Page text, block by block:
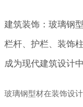
建筑装饰：玻璃钢
栏杆、护栏、装饰
成为现代建筑设计
玻璃钢型材在装饰设